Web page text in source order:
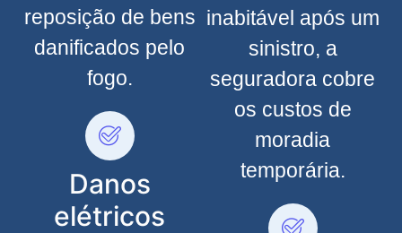
reposição de bens
danificados pelo
fogo.
Danos
elétricos
inabitável após um
sinistro, a
seguradora cobre
os custos de
moradia
temporária.